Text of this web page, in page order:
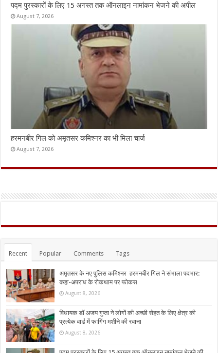
पद्म पुरस्कारों के लिए 15 अगस्त तक ऑनलाइन नामांकन भेजने की अपील
August 7, 2026
हरमनबीर गिल को अमृतसर कमिश्नर का भी मिला चार्ज
August 7, 2026
Recent Popular Comments Tags
अमृतसर के नए पुलिस कमिश्नर हरमनबीर गिल ने संभाला पदभार:
कहा-अपराध के रोकथाम पर फोकस
August 8, 2026
विधायक डॉ अजय गुप्ता ने लोगों की अच्छी सेहत के लिए क्षेत्र की
प्रत्येक वार्ड में फागिंग मशीने की रवाना
August 8, 2026